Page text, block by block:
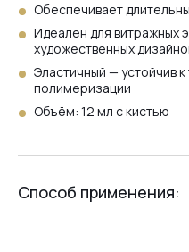
Обеспечивает
Идеален для витражных
художественных
Эластичный — устойчив
полимеризации
Объём: 12 мл с кистью
Способ применения: